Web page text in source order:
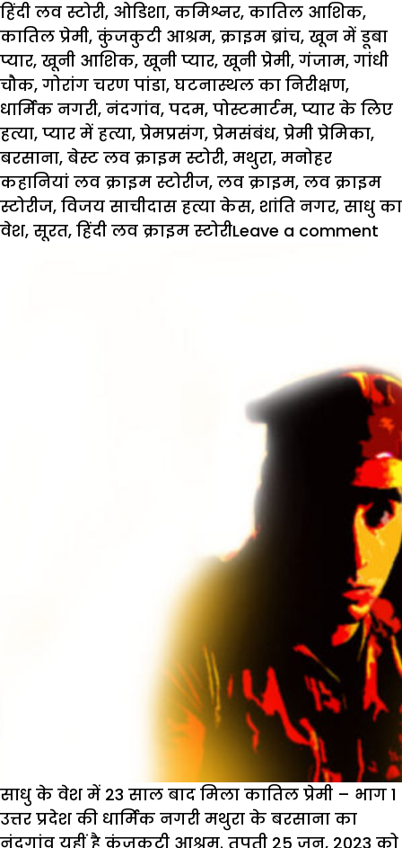
हिंदी लव स्टोरी, ओडिशा, कमिश्नर, कातिल आशिक,
कातिल प्रेमी, कुंजकुटी आश्रम, क्राइम ब्रांच, खून में डूबा
प्यार, खूनी आशिक, खूनी प्यार, खूनी प्रेमी, गंजाम, गांधी
चौक, गोरांग चरण पांडा, घटनास्थल का निरीक्षण,
धार्मिक नगरी, नंदगांव, पदम, पोस्टमार्टम, प्यार के लिए
हत्या, प्यार में हत्या, प्रेमप्रसंग, प्रेमसंबंध, प्रेमी प्रेमिका,
बरसाना, बेस्ट लव क्राइम स्टोरी, मथुरा, मनोहर
कहानियां लव क्राइम स्टोरीज, लव क्राइम, लव क्राइम
स्टोरीज, विजय साचीदास हत्या केस, शांति नगर, साधु का
वेश, सूरत, हिंदी लव क्राइम स्टोरीLeave a comment
साधु के वेश में 23 साल बाद मिला कातिल प्रेमी – भाग 1
उत्तर प्रदेश की धार्मिक नगरी मथुरा के बरसाना का
नंदगांव यहीं है कुंजकुटी आश्रम. तपती 25 जून, 2023 को